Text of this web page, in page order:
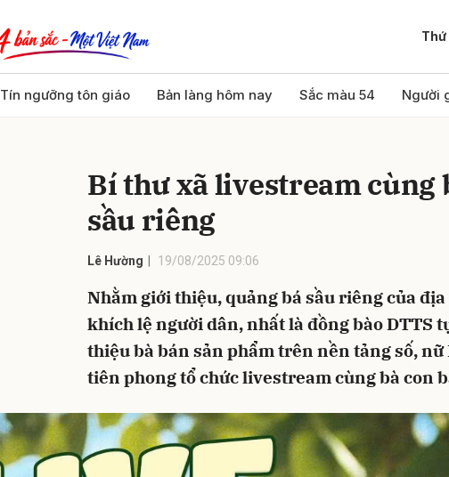
Thứ
Tín ngưỡng tôn giáo Bản làng hôm nay Sắc màu 54 Người
Bí thư xã livestream cùng
sầu riêng
Lê Hường 19/08/2025 09:06
Nhằm giới thiệu, quảng bá sầu riêng của
khích lệ người dân, nhất là đồng bào DTTS
thiệu bà bán sản phẩm trên nền tảng số,
tiên phong tổ chức livestream cùng bà con
Gửi bình luận